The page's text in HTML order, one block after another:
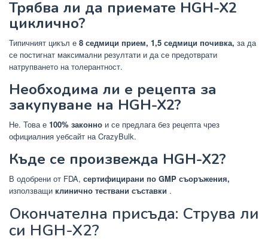
Трябва ли да приемате HGH-X2
циклично?
Типичният цикъл е 8 седмици прием, 1,5 седмици почивка, за да
се постигнат максимални резултати и да се предотврати
натрупването на толерантност.
Необходима ли е рецепта за
закупуване на HGH-X2?
Не. Това е 100% законно и се предлага без рецепта чрез
официалния уебсайт на CrazyBulk.
Къде се произвежда HGH-X2?
В одобрени от FDA, сертифицирани по GMP съоръжения,
използващи клинично тествани съставки .
Окончателна присъда: Струва ли
си HGH-X2?